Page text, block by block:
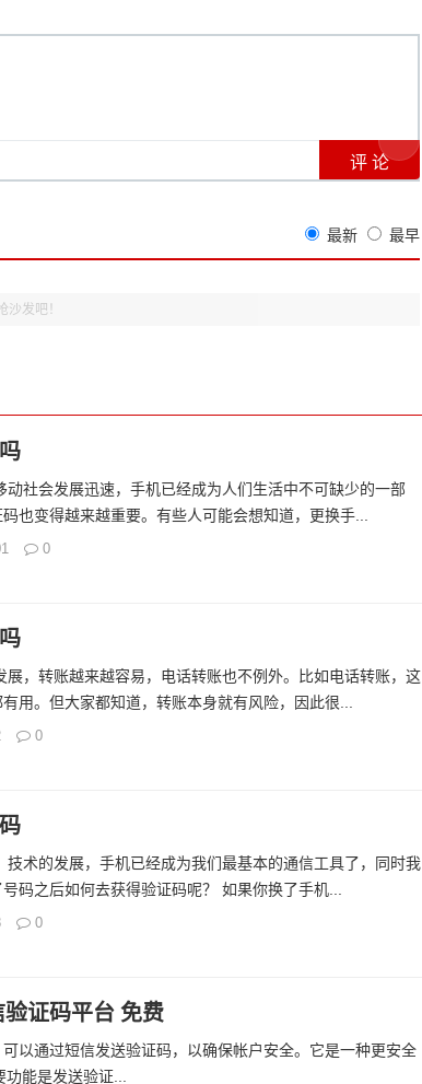
最新 最早
沙发吧！
社会发展迅速，手机已经成为人们生活中不可缺少的一部
也变得越来越重要。有些人可能会想知道，更换手...
0
，转账越来越容易，电话转账也不例外。比如电话转账，这
用。但大家都知道，转账本身就有风险，因此很...
0
术的发展，手机已经成为我们最基本的通信工具了，同时我
码之后如何去获得验证码呢？ 如果你换了手机...
0
证码平台 免费
以通过短信发送验证码，以确保帐户安全。它是一种更安全
功能是发送验证...